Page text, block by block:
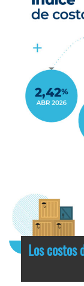
Los